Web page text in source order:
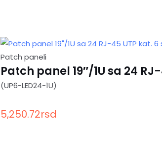
Patch paneli
Patch panel 19″/1U sa 24
(UP6-LED24-1U)
5,250.72rsd